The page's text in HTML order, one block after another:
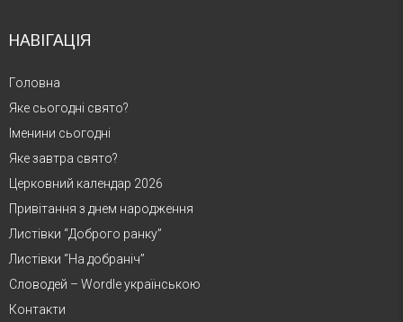
НАВІГАЦІЯ
Головна
Яке сьогодні свято?
Іменини сьогодні
Яке завтра свято?
Церковний календар 2026
Привітання з днем народження
Листівки “Доброго ранку”
Листівки “На добраніч”
Словодей – Wordle українською
Контакти